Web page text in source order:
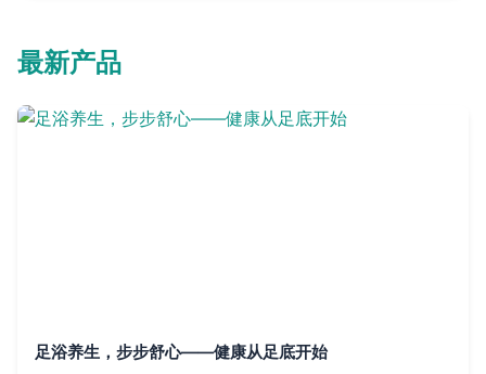
最新产品
足浴养生，步步舒心——健康从足底开始